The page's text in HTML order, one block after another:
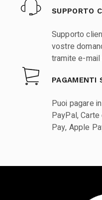
SUPPORTO
Supporto
vostre
tramite e-
PAGAMENTI
Puoi pagare
PayPal,
Pay, Apple